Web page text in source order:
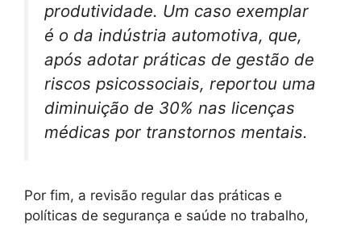
produtividade. Um caso exemplar
é o da indústria automotiva, que,
após adotar práticas de gestão de
riscos psicossociais, reportou uma
diminuição de 30% nas licenças
médicas por transtornos mentais.
Por fim, a revisão regular das práticas e
políticas de segurança e saúde no trabalho,